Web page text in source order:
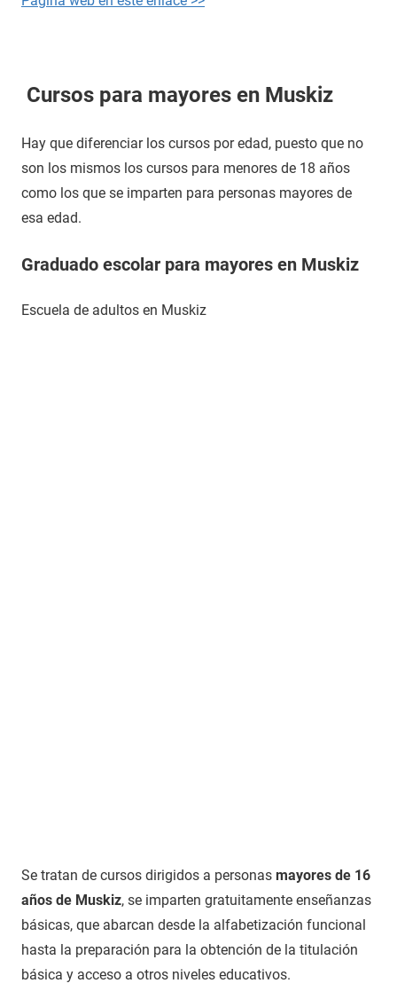
Cursos para mayores en Muskiz
Hay que diferenciar los cursos por edad, puesto que no
son los mismos los cursos para menores de 18 años
como los que se imparten para personas mayores de
esa edad.
Graduado escolar para mayores en Muskiz
Escuela de adultos en Muskiz
Se tratan de cursos dirigidos a personas mayores de 16
años de Muskiz, se imparten gratuitamente enseñanzas
básicas, que abarcan desde la alfabetización funcional
hasta la preparación para la obtención de la titulación
básica y acceso a otros niveles educativos.